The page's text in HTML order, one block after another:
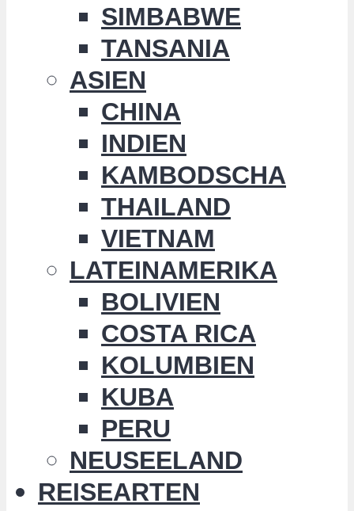
SIMBABWE
TANSANIA
ASIEN
CHINA
INDIEN
KAMBODSCHA
THAILAND
VIETNAM
LATEINAMERIKA
BOLIVIEN
COSTA RICA
KOLUMBIEN
KUBA
PERU
NEUSEELAND
REISEARTEN